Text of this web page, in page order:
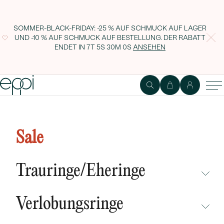
SOMMER-BLACK-FRIDAY: -25 % AUF SCHMUCK AUF LAGER
UND -10 % AUF SCHMUCK AUF BESTELLUNG. DER RABATT
ENDET IN 7T 5S 30M 0SANSEHEN
Sale
Trauringe/Eheringe
NEUHEITEN
Verlobungsringe
Agata